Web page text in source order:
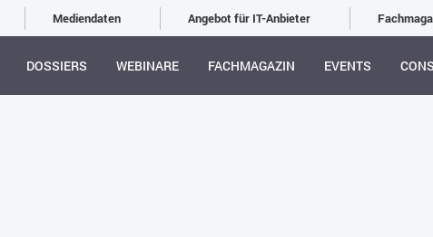
Mediendaten Angebot für IT-Anbieter
DOSSIERS WEBINARE FACHMAGAZIN EVENTS